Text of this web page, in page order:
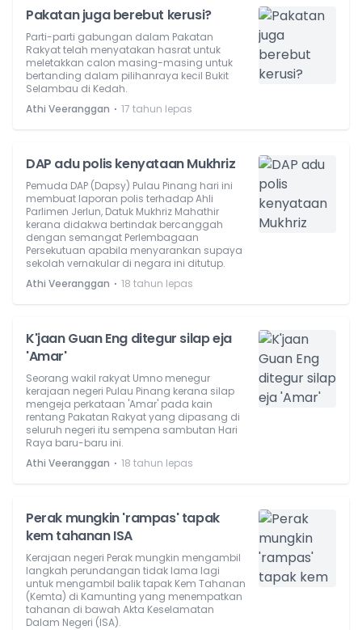
Pakatan juga berebut kerusi?
Parti-parti gabungan dalam Pakatan
Rakyat telah menyatakan hasrat untuk
meletakkan calon masing-masing untuk
bertanding dalam pilihanraya kecil Bukit
Selambau di Kedah.
Athi Veeranggan ⋅ 17 tahun lepas
DAP adu polis kenyataan Mukhriz
Pemuda DAP (Dapsy) Pulau Pinang hari ini
membuat laporan polis terhadap Ahli
Parlimen Jerlun, Datuk Mukhriz Mahathir
kerana didakwa bertindak bercanggah
dengan semangat Perlembagaan
Persekutuan apabila menyarankan supaya
sekolah vernakular di negara ini ditutup.
Athi Veeranggan ⋅ 18 tahun lepas
K'jaan Guan Eng ditegur silap eja
'Amar'
Seorang wakil rakyat Umno menegur
kerajaan negeri Pulau Pinang kerana silap
mengeja perkataan 'Amar' pada kain
rentang Pakatan Rakyat yang dipasang di
seluruh negeri itu sempena sambutan Hari
Raya baru-baru ini.
Athi Veeranggan ⋅ 18 tahun lepas
Perak mungkin 'rampas' tapak
kem tahanan ISA
Kerajaan negeri Perak mungkin mengambil
langkah perundangan tidak lama lagi
untuk mengambil balik tapak Kem Tahanan
(Kemta) di Kamunting yang menempatkan
tahanan di bawah Akta Keselamatan
Dalam Negeri (ISA).